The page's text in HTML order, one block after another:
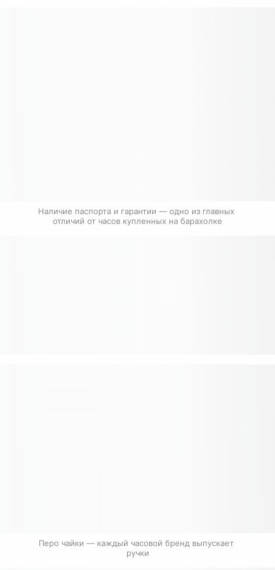
Наличие паспорта и гарантии — одно из главных
отличий от часов купленных на барахолке
Перо чайки — каждый часовой бренд выпускает
ручки